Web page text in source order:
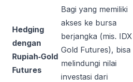
Hedging
dengan
Rupiah‑Gold
Futures
Bagi yang memiliki
akses ke bursa
berjangka (mis. IDX
Gold Futures), bisa
melindungi nilai
investasi dari